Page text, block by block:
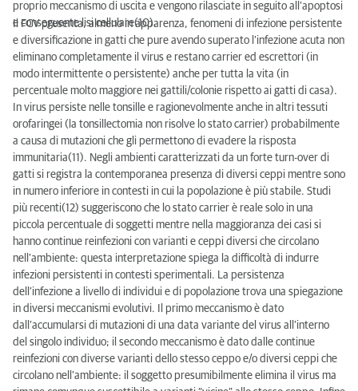
proprio meccanismo di uscita e vengono rilasciate in seguito all’apoptosi
e conseguente lisi cellulare(10).
Il FCV presenta, almeno in apparenza, fenomeni di infezione persistente
e diversificazione in gatti che pure avendo superato l’infezione acuta non
eliminano completamente il virus e restano carrier ed escrettori (in
modo intermittente o persistente) anche per tutta la vita (in
percentuale molto maggiore nei gattili/colonie rispetto ai gatti di casa).
In virus persiste nelle tonsille e ragionevolmente anche in altri tessuti
orofaringei (la tonsillectomia non risolve lo stato carrier) probabilmente
a causa di mutazioni che gli permettono di evadere la risposta
immunitaria(11). Negli ambienti caratterizzati da un forte turn-over di
gatti si registra la contemporanea presenza di diversi ceppi mentre sono
in numero inferiore in contesti in cui la popolazione è più stabile. Studi
più recenti(12) suggeriscono che lo stato carrier è reale solo in una
piccola percentuale di soggetti mentre nella maggioranza dei casi si
hanno continue reinfezioni con varianti e ceppi diversi che circolano
nell’ambiente: questa interpretazione spiega la difficoltà di indurre
infezioni persistenti in contesti sperimentali. La persistenza
dell’infezione a livello di individui e di popolazione trova una spiegazione
in diversi meccanismi evolutivi. Il primo meccanismo è dato
dall’accumularsi di mutazioni di una data variante del virus all’interno
del singolo individuo; il secondo meccanismo è dato dalle continue
reinfezioni con diverse varianti dello stesso ceppo e/o diversi ceppi che
circolano nell’ambiente: il soggetto presumibilmente elimina il virus ma